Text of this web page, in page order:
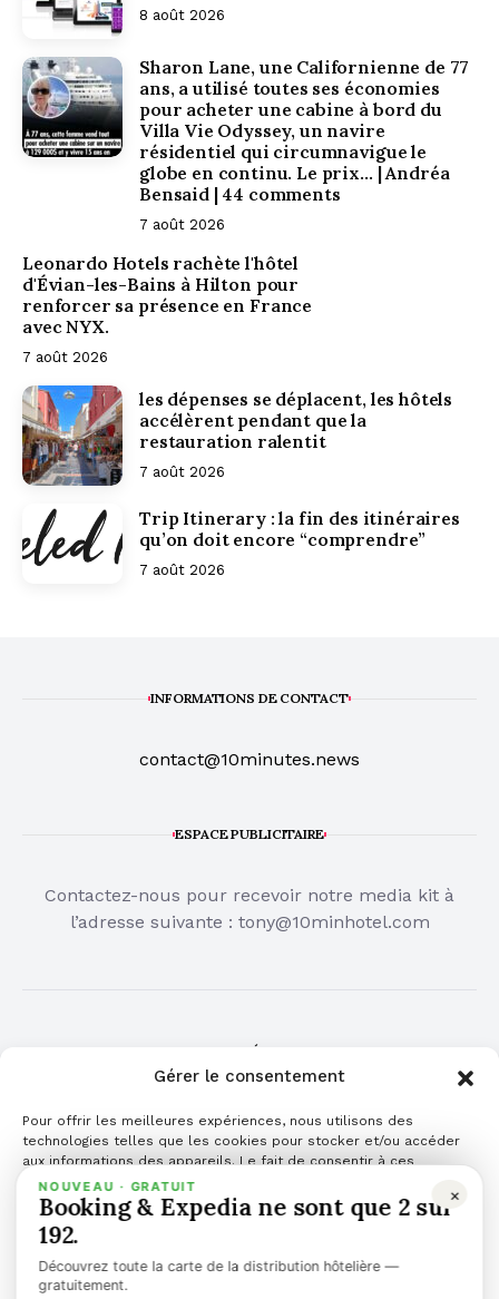
Gérer le consentement
Pour offrir les meilleures expériences, nous utilisons des
technologies telles que les cookies pour stocker et/ou accéder
aux informations des appareils. Le fait de consentir à ces
technologies nous permettra de traiter des données telles que le
comportement de navigation ou les ID uniques sur ce site. Le fait
de ne pas consentir ou de retirer son consentement peut avoir un
effet négatif sur certaines caractéristiques et fonctions.
Gérer les services
8 août 2026
Sharon Lane, une Californienne de 77
ans, a utilisé toutes ses économies
pour acheter une cabine à bord du
Villa Vie Odyssey, un navire
résidentiel qui circumnavigue le
globe en continu. Le prix… | Andréa
Bensaid | 44 comments
7 août 2026
Leonardo Hotels rachète l'hôtel
d'Évian-les-Bains à Hilton pour
renforcer sa présence en France
avec NYX.
7 août 2026
les dépenses se déplacent, les hôtels
accélèrent pendant que la
restauration ralentit
7 août 2026
Trip Itinerary : la fin des itinéraires
qu’on doit encore “comprendre”
7 août 2026
INFORMATIONS DE CONTACT
contact@10minutes.news
ESPACE PUBLICITAIRE
Contactez-nous pour recevoir notre media kit à
l’adresse suivante : tony@10minhotel.com
COMMUNIQUÉ DE PRESSE
Cliquez ici pour publier votre communiqué de
presse
×
NOUVEAU · GRATUIT
Booking & Expedia ne sont que 2 sur
192.
Découvrez toute la carte de la distribution hôtelière —
gratuitement.